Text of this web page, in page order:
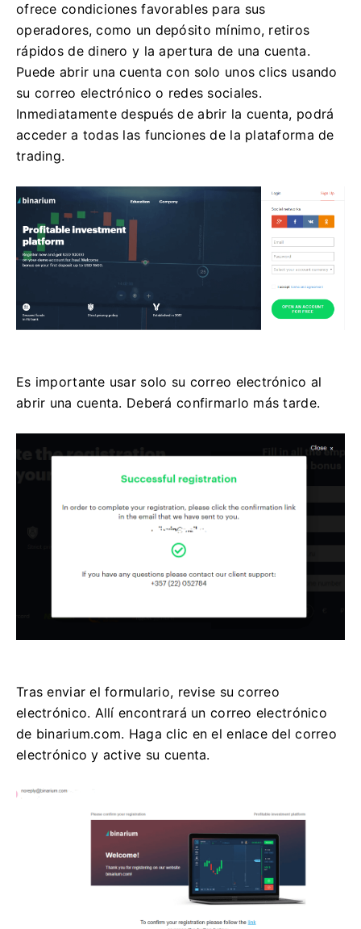
ofrece condiciones favorables para sus
operadores, como un depósito mínimo, retiros
rápidos de dinero y la apertura de una cuenta.
Puede abrir una cuenta con solo unos clics usando
su correo electrónico o redes sociales.
Inmediatamente después de abrir la cuenta, podrá
acceder a todas las funciones de la plataforma de
trading.
Es importante usar solo su correo electrónico al
abrir una cuenta. Deberá confirmarlo más tarde.
Tras enviar el formulario, revise su correo
electrónico. Allí encontrará un correo electrónico
de binarium.com. Haga clic en el enlace del correo
electrónico y active su cuenta.